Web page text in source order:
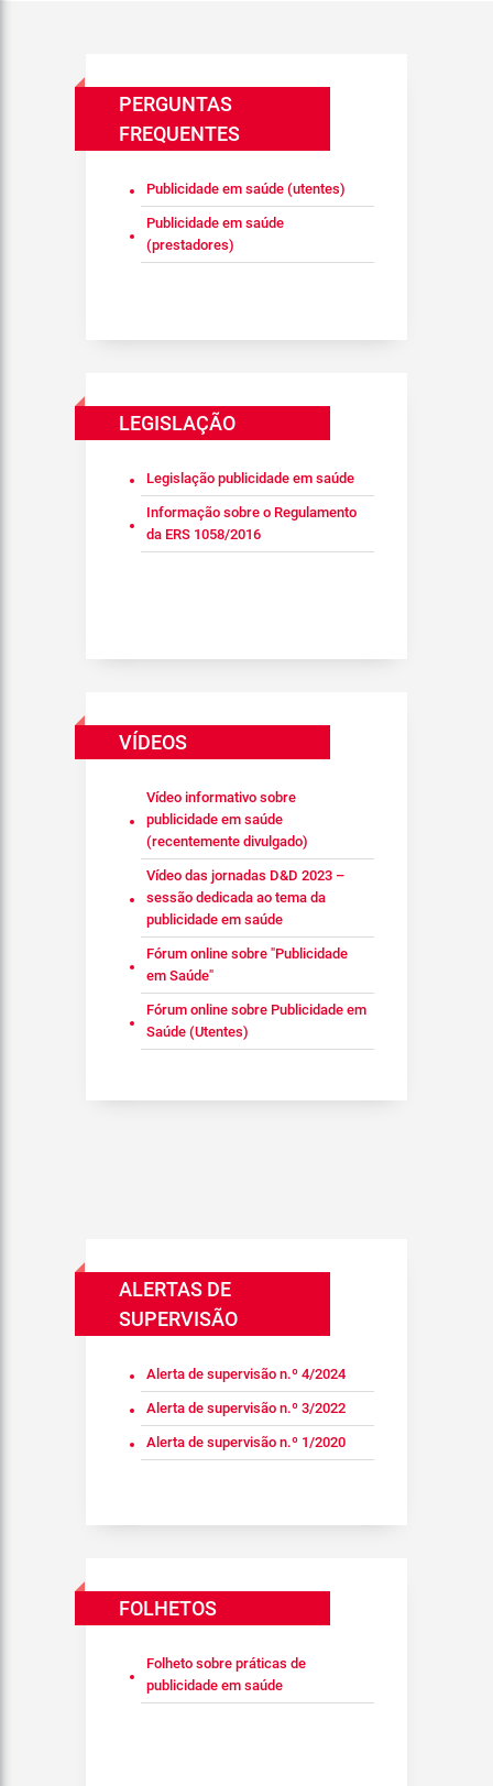
PERGUNTAS
FREQUENTES
Publicidade em saúde (utentes)
Publicidade em saúde
(prestadores)
LEGISLAÇÃO
Legislação publicidade em saúde
Informação sobre o Regulamento
da ERS 1058/2016
VÍDEOS
Vídeo informativo sobre
publicidade em saúde
(recentemente divulgado)
Vídeo das jornadas D&D 2023 –
sessão dedicada ao tema da
publicidade em saúde
Fórum online sobre "Publicidade
em Saúde"
Fórum online sobre Publicidade em
Saúde (Utentes)
ALERTAS DE
SUPERVISÃO
Alerta de supervisão n.º 4/2024
Alerta de supervisão n.º 3/2022
Alerta de supervisão n.º 1/2020
FOLHETOS
Folheto sobre práticas de
publicidade em saúde